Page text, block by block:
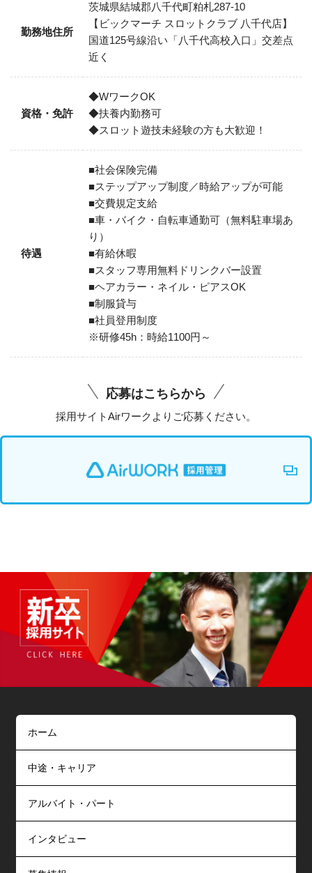
勤務地住所
茨城県結城郡八千代町粕札287-10
【ビックマーチ スロットクラブ 八千代店】
国道125号線沿い「八千代高校入口」交差点
近く
資格・免許
◆WワークOK
◆扶養内勤務可
◆スロット遊技未経験の方も大歓迎！
待遇
■社会保険完備
■ステップアップ制度／時給アップが可能
■交費規定支給
■車・バイク・自転車通勤可（無料駐車場あ
り）
■有給休暇
■スタッフ専用無料ドリンクバー設置
■ヘアカラー・ネイル・ピアスOK
■制服貸与
■社員登用制度
※研修45h：時給1100円～
応募はこちらから
採用サイトAirワークよりご応募ください。
ホーム
中途・キャリア
アルバイト・パート
インタビュー